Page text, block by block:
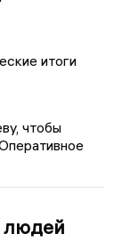
итоги
чтобы
людей